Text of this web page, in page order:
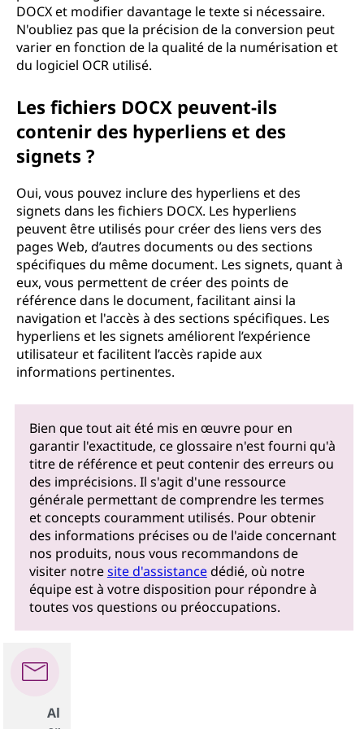
DOCX et modifier davantage le texte si nécessaire.
N'oubliez pas que la précision de la conversion peut
varier en fonction de la qualité de la numérisation et
du logiciel OCR utilisé.
Les fichiers DOCX peuvent-ils
contenir des hyperliens et des
signets ?
Oui, vous pouvez inclure des hyperliens et des
signets dans les fichiers DOCX. Les hyperliens
peuvent être utilisés pour créer des liens vers des
pages Web, d’autres documents ou des sections
spécifiques du même document. Les signets, quant à
eux, vous permettent de créer des points de
référence dans le document, facilitant ainsi la
navigation et l'accès à des sections spécifiques. Les
hyperliens et les signets améliorent l’expérience
utilisateur et facilitent l’accès rapide aux
informations pertinentes.
Bien que tout ait été mis en œuvre pour en
garantir l'exactitude, ce glossaire n'est fourni qu'à
titre de référence et peut contenir des erreurs ou
des imprécisions. Il s'agit d'une ressource
générale permettant de comprendre les termes
et concepts couramment utilisés. Pour obtenir
des informations précises ou de l'aide concernant
nos produits, nous vous recommandons de
visiter notresite d'assistancedédié, où notre
équipe est à votre disposition pour répondre à
toutes vos questions ou préoccupations.
Al